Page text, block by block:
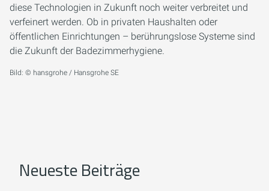
diese Technologien in Zukunft noch weiter verbreitet und
verfeinert werden. Ob in privaten Haushalten oder
öffentlichen Einrichtungen – berührungslose Systeme sind
die Zukunft der Badezimmerhygiene.
Bild: © hansgrohe / Hansgrohe SE
Neueste Beiträge